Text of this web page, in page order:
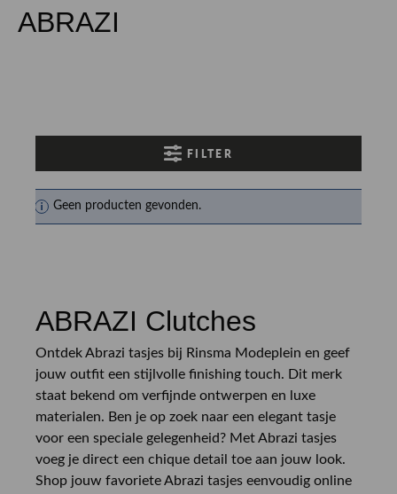
ABRAZI
FILTER
Geen producten gevonden.
ABRAZI Clutches
Ontdek Abrazi tasjes bij Rinsma Modeplein en geef
jouw outfit een stijlvolle finishing touch. Dit merk
staat bekend om verfijnde ontwerpen en luxe
materialen. Ben je op zoek naar een elegant tasje
voor een speciale gelegenheid? Met Abrazi tasjes
voeg je direct een chique detail toe aan jouw look.
Shop jouw favoriete Abrazi tasjes eenvoudig online